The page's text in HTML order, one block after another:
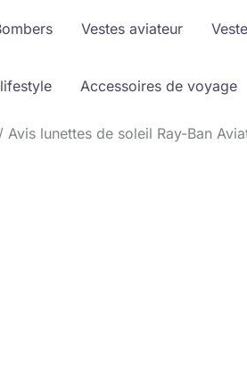
Vestes aviateur
Accessoires de voyage
Avis lunettes de soleil Ray-Ban